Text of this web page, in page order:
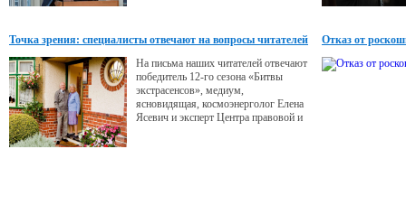
Точка зрения: специалисты отвечают на вопросы читателей
На письма наших читателей отвечают
победитель 12-го сезона «Битвы
экстрасенсов», медиум,
ясновидящая, космоэнерголог Елена
Ясевич и эксперт Центра правовой и
Отказ от